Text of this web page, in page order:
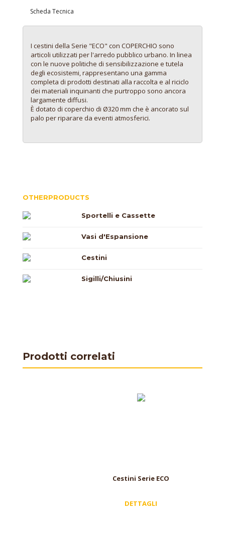
Scheda Tecnica
I cestini della Serie "ECO" con COPERCHIO sono
articoli utilizzati per l'arredo pubblico urbano. In linea
con le nuove politiche di sensibilizzazione e tutela
degli ecosistemi, rappresentano una gamma
completa di prodotti destinati alla raccolta e al riciclo
dei materiali inquinanti che purtroppo sono ancora
largamente diffusi.
È dotato di coperchio di Ø320 mm che è ancorato sul
palo per riparare da eventi atmosferici.
OTHERPRODUCTS
Sportelli e Cassette
Vasi d'Espansione
Cestini
Sigilli/Chiusini
Prodotti correlati
Cestini Serie ECO
DETTAGLI